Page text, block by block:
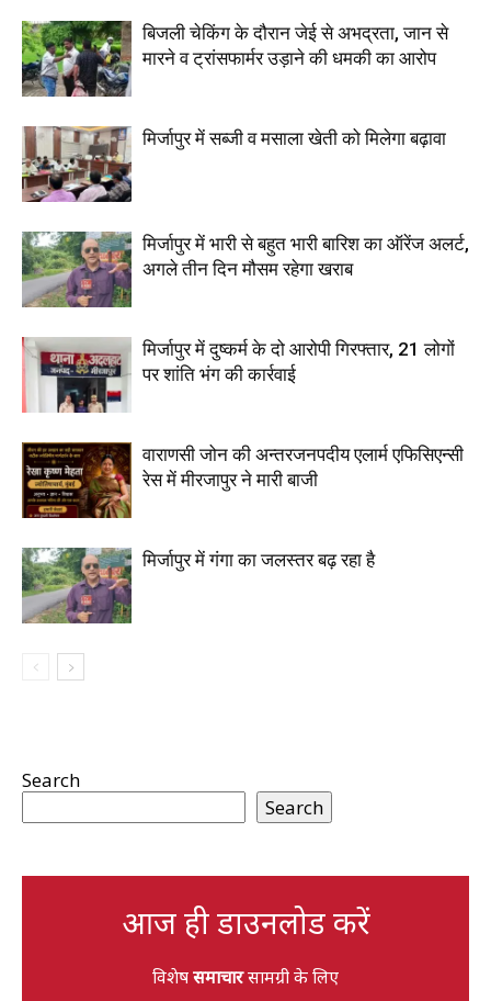
बिजली चेकिंग के दौरान जेई से अभद्रता, जान से
मारने व ट्रांसफार्मर उड़ाने की धमकी का आरोप
मिर्जापुर में सब्जी व मसाला खेती को मिलेगा बढ़ावा
मिर्जापुर में भारी से बहुत भारी बारिश का ऑरेंज अलर्ट,
अगले तीन दिन मौसम रहेगा खराब
मिर्जापुर में दुष्कर्म के दो आरोपी गिरफ्तार, 21 लोगों
पर शांति भंग की कार्रवाई
वाराणसी जोन की अन्तरजनपदीय एलार्म एफिसिएन्सी
रेस में मीरजापुर ने मारी बाजी
मिर्जापुर में गंगा का जलस्तर बढ़ रहा है
Search
Search
आज ही डाउनलोड करें
विशेषसमाचारसामग्री के लिए